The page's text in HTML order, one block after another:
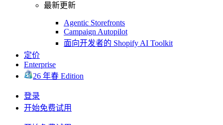
最新更新
Agentic Storefronts
Campaign Autopilot
面向开发者的 Shopify AI Toolkit
定价
Enterprise
26 年春 Edition
登录
开始免费试用